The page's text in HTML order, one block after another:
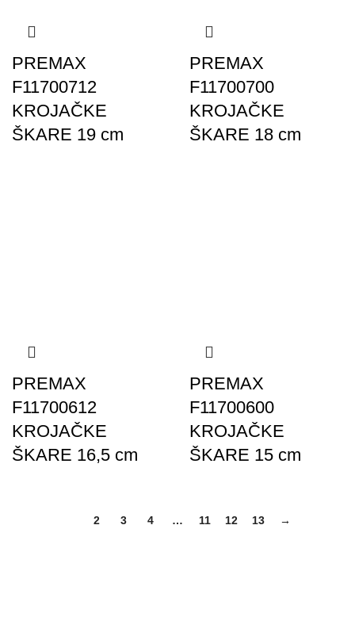
PREMAX
F11700712
KROJAČKE
ŠKARE 19 cm
PREMAX
F11700700
KROJAČKE
ŠKARE 18 cm
PREMAX
F11700612
KROJAČKE
ŠKARE 16,5 cm
PREMAX
F11700600
KROJAČKE
ŠKARE 15 cm
2 3 4 … 11 12 13 →